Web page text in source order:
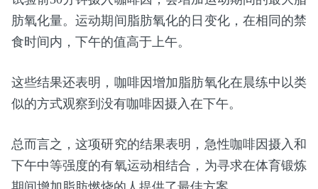
肪氧化量。运动期间脂肪氧化的日变化，在相同的禁
食时间内，下午的值高于上午。
这些结果还表明，咖啡因增加脂肪氧化在晨练中以类
似的方式观察到没有咖啡因摄入在下午。
总而言之，这项研究的结果表明，急性咖啡因摄入和
下午中等强度的有氧运动相结合，为寻求在体育锻炼